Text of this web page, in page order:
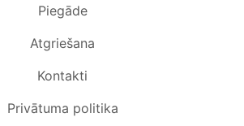
Piegāde
Atgriešana
Kontakti
Privātuma politika